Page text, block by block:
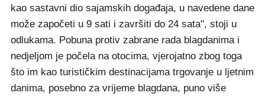
kao sastavni dio sajamskih događaja, u navedene dane
može započeti u 9 sati i završiti do 24 sata", stoji u
odlukama. Pobuna protiv zabrane rada blagdanima i
nedjeljom je počela na otocima, vjerojatno zbog toga
što im kao turističkim destinacijama trgovanje u ljetnim
danima, posebno za vrijeme blagdana, puno više